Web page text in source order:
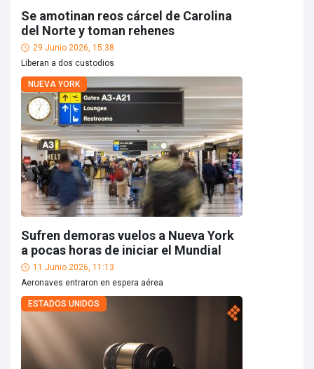
Se amotinan reos cárcel de Carolina
del Norte y toman rehenes
29 Junio 2026, 15:38
Liberan a dos custodios
NUEVA YORK
Sufren demoras vuelos a Nueva York
a pocas horas de iniciar el Mundial
11 Junio 2026, 11:13
Aeronaves entraron en espera aérea
ESTADOS UNIDOS